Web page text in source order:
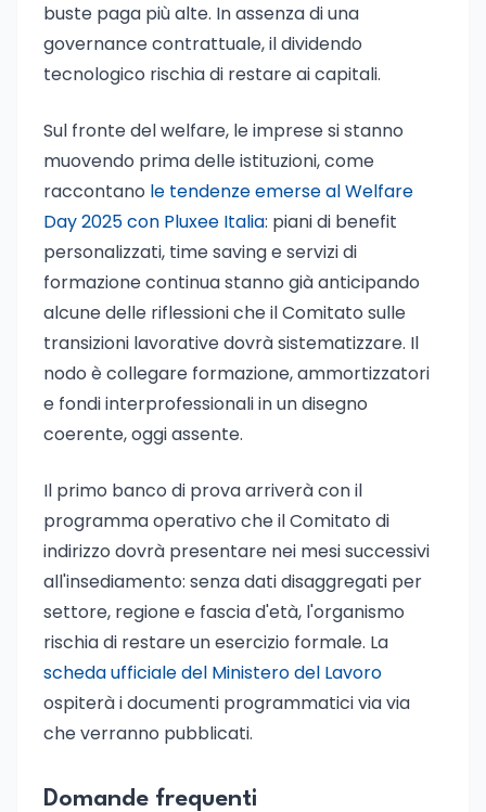
buste paga più alte. In assenza di una
governance contrattuale, il dividendo
tecnologico rischia di restare ai capitali.
Sul fronte del welfare, le imprese si stanno
muovendo prima delle istituzioni, come
raccontano le tendenze emerse al Welfare
Day 2025 con Pluxee Italia: piani di benefit
personalizzati, time saving e servizi di
formazione continua stanno già anticipando
alcune delle riflessioni che il Comitato sulle
transizioni lavorative dovrà sistematizzare. Il
nodo è collegare formazione, ammortizzatori
e fondi interprofessionali in un disegno
coerente, oggi assente.
Il primo banco di prova arriverà con il
programma operativo che il Comitato di
indirizzo dovrà presentare nei mesi successivi
all'insediamento: senza dati disaggregati per
settore, regione e fascia d'età, l'organismo
rischia di restare un esercizio formale. La
scheda ufficiale del Ministero del Lavoro
ospiterà i documenti programmatici via via
che verranno pubblicati.
Domande frequenti